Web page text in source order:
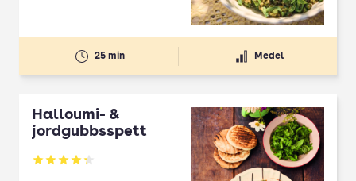
25 min Medel
Halloumi- &
jordgubbsspett
Betyg: 4.3 av 5